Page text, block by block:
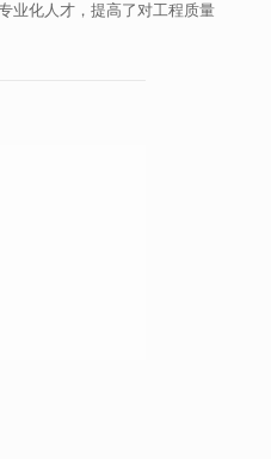
业化人才，提高了对工程质量